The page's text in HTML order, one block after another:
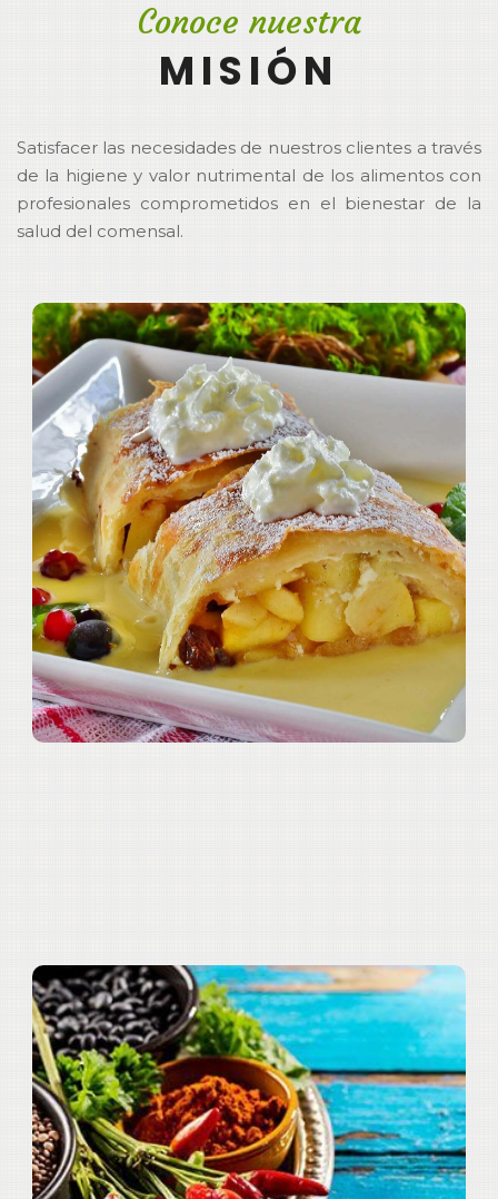
Conoce nuestra
MISIÓN
Satisfacer las necesidades de nuestros clientes a través
de la higiene y valor nutrimental de los alimentos con
profesionales comprometidos en el bienestar de la
salud del comensal.